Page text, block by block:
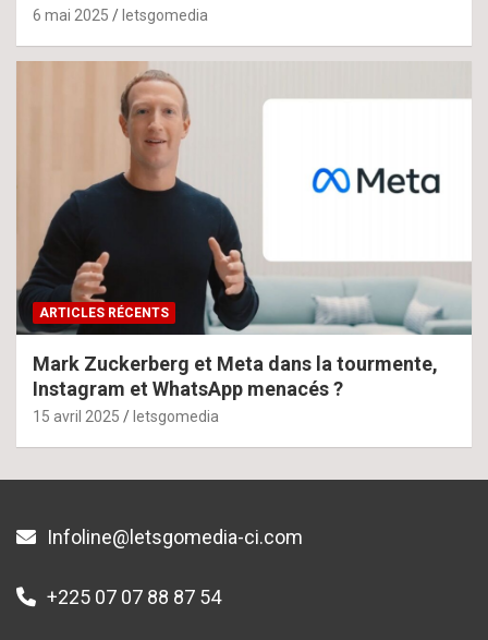
6 mai 2025 letsgomedia
ARTICLES RÉCENTS
Mark Zuckerberg et Meta dans la tourmente,
Instagram et WhatsApp menacés ?
15 avril 2025 letsgomedia
Infoline@letsgomedia-ci.com
+225 07 07 88 87 54